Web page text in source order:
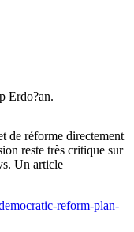
Erdo?an.
de réforme directement
reste très critique sur
Un article
reform-plan-